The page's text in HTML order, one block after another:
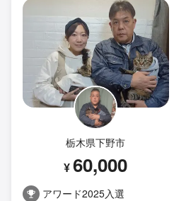
栃木県下野市
¥60,000
アワード2025入選